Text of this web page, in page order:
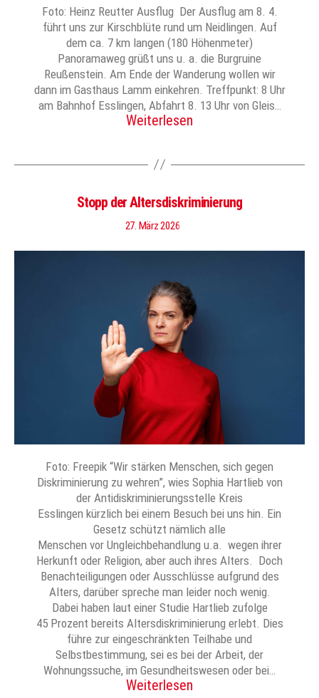
Foto: Heinz Reutter Ausflug Der Ausflug am 8. 4.
führt uns zur Kirschblüte rund um Neidlingen. Auf
dem ca. 7 km langen (180 Höhenmeter)
Panoramaweg grüßt uns u. a. die Burgruine
Reußenstein. Am Ende der Wanderung wollen wir
dann im Gasthaus Lamm einkehren. Treffpunkt: 8 Uhr
am Bahnhof Esslingen, Abfahrt 8. 13 Uhr von Gleis…
Weiterlesen
Stopp der Altersdiskriminierung
27. März 2026
Foto: Freepik “Wir stärken Menschen, sich gegen
Diskriminierung zu wehren”, wies Sophia Hartlieb von
der Antidiskriminierungsstelle Kreis
Esslingen kürzlich bei einem Besuch bei uns hin. Ein
Gesetz schützt nämlich alle
Menschen vor Ungleichbehandlung u.a. wegen ihrer
Herkunft oder Religion, aber auch ihres Alters. Doch
Benachteiligungen oder Ausschlüsse aufgrund des
Alters, darüber spreche man leider noch wenig.
Dabei haben laut einer Studie Hartlieb zufolge
45 Prozent bereits Altersdiskriminierung erlebt. Dies
führe zur eingeschränkten Teilhabe und
Selbstbestimmung, sei es bei der Arbeit, der
Wohnungssuche, im Gesundheitswesen oder bei…
Weiterlesen